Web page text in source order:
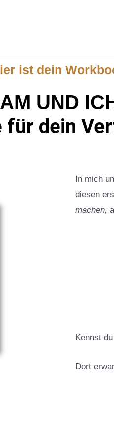
ist dein
UND
für dein
In mich
diesen
machen,
Kennst
Dort